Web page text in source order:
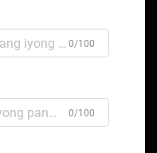
0/100
0/100